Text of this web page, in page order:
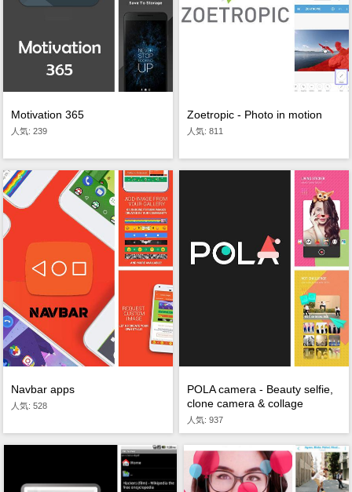
Motivation 365
人気: 239
Zoetropic - Photo in motion
人気: 811
Navbar apps
人気: 528
POLA camera - Beauty selfie,
clone camera & collage
人気: 937